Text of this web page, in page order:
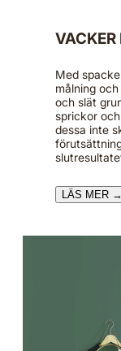
VACKER
Med
målning
och slät
sprickor
dessa inte
LÄS MER →​